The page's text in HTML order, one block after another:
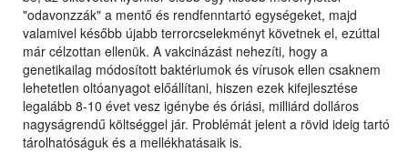
"odavonzzák" a mentő és rendfenntartó egységeket, majd
valamivel később újabb terrorcselekményt követnek el, ezúttal
már célzottan ellenük. A vakcinázást nehezíti, hogy a
genetikailag módosított baktériumok és vírusok ellen csaknem
lehetetlen oltóanyagot előállítani, hiszen ezek kifejlesztése
legalább 8-10 évet vesz igénybe és óriási, milliárd dolláros
nagyságrendű költséggel jár. Problémát jelent a rövid ideig tartó
tárolhatóságuk és a mellékhatásaik is.